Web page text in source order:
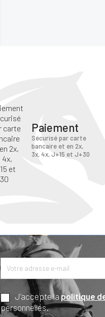
Paiement
Sécurisé par carte
bancaire et en 2x,
3x, 4x, J+15 et J+30
J’accepte la politique
personnelles.